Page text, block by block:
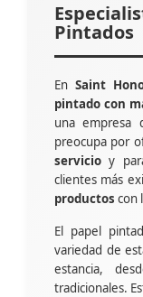
Pintados
En Saint
pintado con
una empresa
preocupa por
servicio y
clientes más
productos con
El papel
variedad de
estancia,
tradicionales.